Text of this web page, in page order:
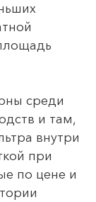
среди
и там,
внутри
при
по цене и